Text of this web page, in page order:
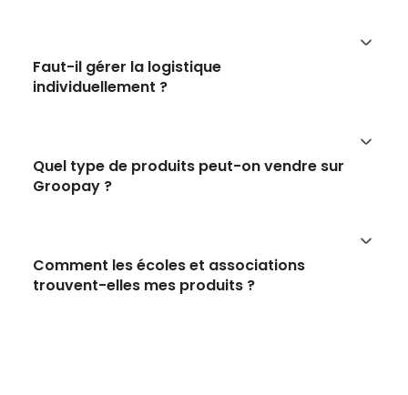
Faut-il gérer la logistique
individuellement ?
Quel type de produits peut-on vendre sur
Groopay ?
Comment les écoles et associations
trouvent-elles mes produits ?